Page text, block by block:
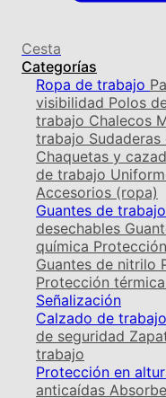
Cesta
Categorías
Ropa de trabajo
visibilidad Polos
trabajo Chalecos
trabajo
Chaquetas y
de trabajo
Accesorios (ropa)
Guantes de trabajo
desechables
química
Guantes de nitrilo
Protección térmica
Señalización
Calzado de trabajo
de seguridad
trabajo
Protección en
anticaídas